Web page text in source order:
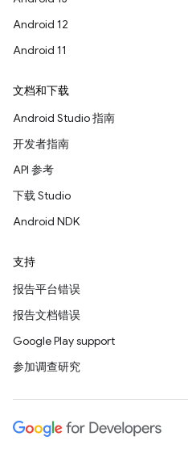
Android 12
Android 11
文档和下载
Android Studio 指南
开发者指南
API 参考
下载 Studio
Android NDK
支持
报告平台错误
报告文档错误
Google Play support
参加调查研究